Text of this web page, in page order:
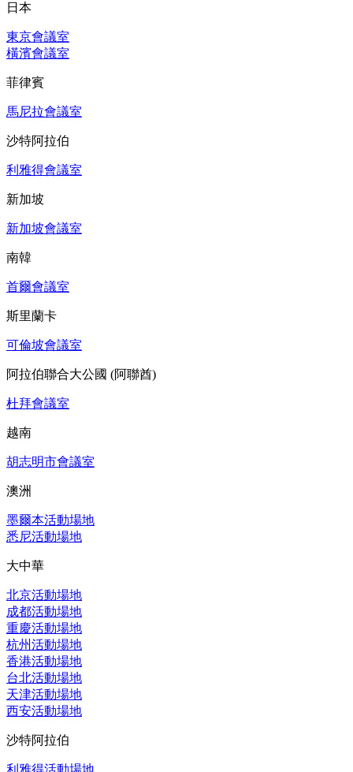
日本
東京會議室
橫濱會議室
菲律賓
馬尼拉會議室
沙特阿拉伯
利雅得會議室
新加坡
新加坡會議室
南韓
首爾會議室
斯里蘭卡
可倫坡會議室
阿拉伯聯合大公國 (阿聯酋)
杜拜會議室
越南
胡志明市會議室
澳洲
墨爾本活動場地
悉尼活動場地
大中華
北京活動場地
成都活動場地
重慶活動場地
杭州活動場地
香港活動場地
台北活動場地
天津活動場地
西安活動場地
沙特阿拉伯
利雅得活動場地